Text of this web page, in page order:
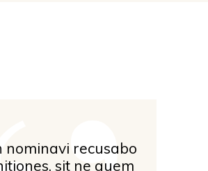
nominavi recusabo
sit ne quem